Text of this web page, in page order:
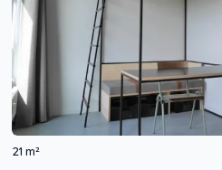
21 m²